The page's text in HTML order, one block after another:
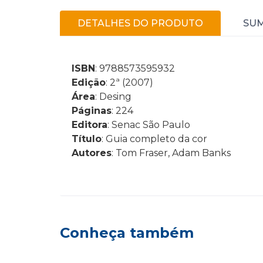
DETALHES DO PRODUTO
ISBN: 9788573595932
Edição: 2ª (2007)
Área: Desing
Páginas: 224
Editora: Senac São Paulo
Título: Guia completo da cor
Autores: Tom Fraser, Adam Banks
Conheça também